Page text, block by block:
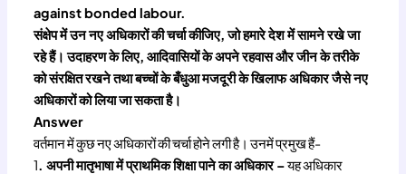
against bonded labour.
संक्षेप में उन नए अधिकारों की चर्चा कीजिए, जो हमारे देश में सामने रखे जा
रहे हैं। उदाहरण के लिए, आदिवासियों के अपने रहवास और जीन के तरीके
को संरक्षित रखने तथा बच्चों के बँधुआ मजदूरी के खिलाफ अधिकार जैसे नए
अधिकारों को लिया जा सकता है।
Answer
वर्तमान में कुछ नए अधिकारों की चर्चा होने लगी है। उनमें प्रमुख हैं-
1. अपनी मातृभाषा में प्राथमिक शिक्षा पाने का अधिकार –यह अधिकार